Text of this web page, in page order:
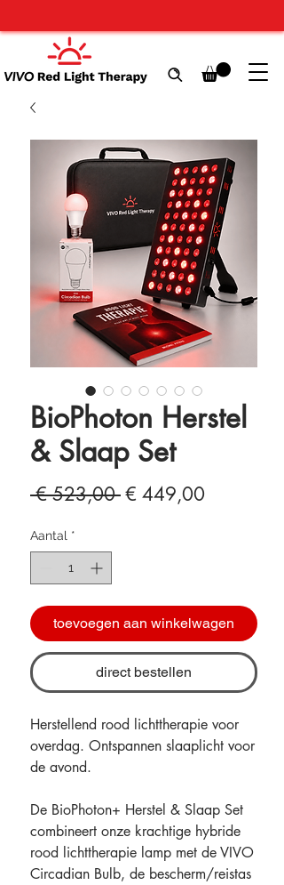
BioPhoton Herstel
& Slaap Set
€ 523,00 Normale
€ 449,00
Aantal *
toevoegen aan winkelwagen
direct bestellen
Herstellend rood lichttherapie voor
overdag. Ontspannen slaaplicht voor
de avond.
De BioPhoton+ Herstel & Slaap Set
combineert onze krachtige hybride
rood lichttherapie lamp met de VIVO
Circadian Bulb, de bescherm/reistas